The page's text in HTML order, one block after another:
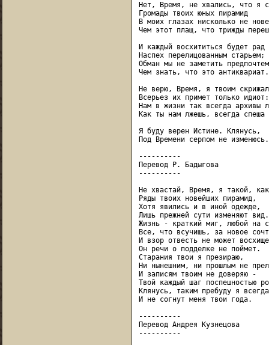
Нет, Время, не хвались, что я
Громады твоих юных пирамид
В моих глазах нисколько не
Чем этот плащ, что трижды
И каждый восхититься будет рад
Наспех перелицованным старьем;
Обман мы не заметить
Чем знать, что это антиквариат.
Не верю, Время, я твоим
Всерьез их примет только идиот:
Нам в жизни так всегда архивы
Как ты нам лжешь, всегда спеша
Я буду верен Истине. Клянусь,
Под Времени серпом не изменюсь.
----------
Перевод Р. Бадыгова
----------
Не хвастай, Время, я такой,
Ряды твоих новейших пирамид,
Хотя явились и в иной одежде,
Лишь прежней сути изменяют вид.
Жизнь - краткий миг, любой на
Все, что всучишь, за новое
И взор отвесть не может
Он речи о подделке не поймет.
Старания твои я презираю,
Ни нынешним, ни прошлым не
И записям твоим не доверяю -
Твой каждый шаг поспешностью
Клянусь, таким пребуду я
И не согнут меня твои года.
----------
Перевод Андрея Кузнецова
----------